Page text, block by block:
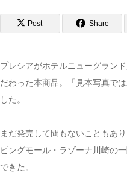
Post Share
プレシアがホテルニューグラン
だわった本商品。「見本写真で
した。
まだ発売して間もないこともあ
ピングモール・ラゾーナ川崎の
できた。